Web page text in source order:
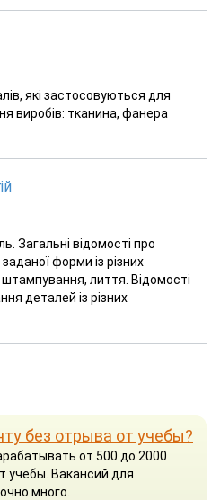
які застосовуються для
виробів: тканина, фанера
Загальні відомості про
форми із різних
штампування, лиття. Відомості
деталей із різних
без отрыва от учебы?
от 500 до 2000
учебы. Вакансий для
много.